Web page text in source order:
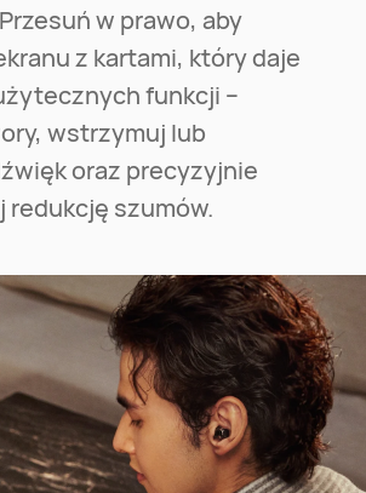
w prawo, aby
z kartami, który daje
funkcji –
wstrzymuj lub
oraz precyzyjnie
szumów.